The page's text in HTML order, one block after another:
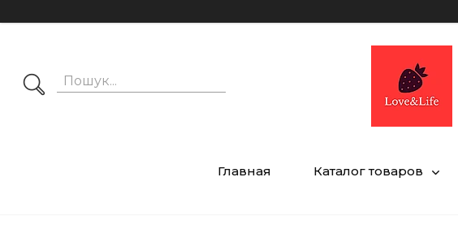
Главная Каталог товаров